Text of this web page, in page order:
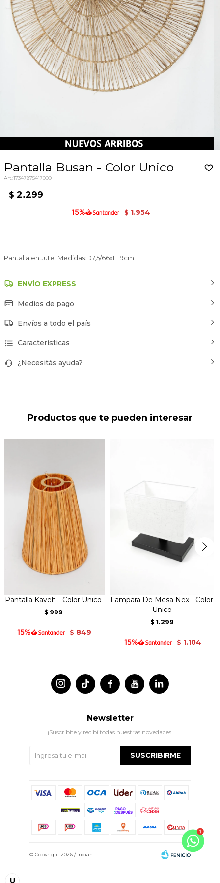
Pantalla Busan - Color Unico
17347875417000
$ 2.299
$ 1.954
Pantalla en Jute. Medidas:D7,5/66xH19cm.
U
ENVÍO EXPRESS
Medios de pago
Envíos a todo el país
Características
¿Necesitás ayuda?
Productos que te pueden interesar
Pantalla Kaveh - Color Unico
$ 999
$ 849
Lampara De Mesa Nex - Color
Unico
$ 1.299
$ 1.104
 
 
Newsletter
¡Suscribite y recibí todas nuestras novedades!
SUSCRIBIRME
© Copyright 2026 / Indian